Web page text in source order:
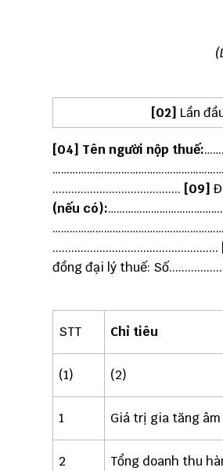
[02] Lần
[04] Tên người nộp thuế:
......................................... [09]
(nếu có):
.....................................................
đồng đại lý thuế:
STT Chỉ tiêu
(1) (2)
1 Giá trị gia tăng
2 Tổng doanh thu